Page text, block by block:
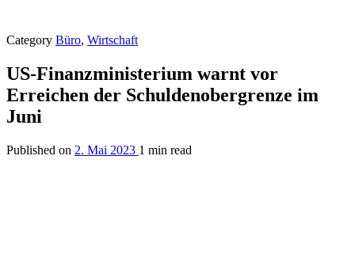
Category Büro, Wirtschaft
US-Finanzministerium warnt vor
Erreichen der Schuldenobergrenze im
Juni
Published on 2. Mai 2023 1 min read